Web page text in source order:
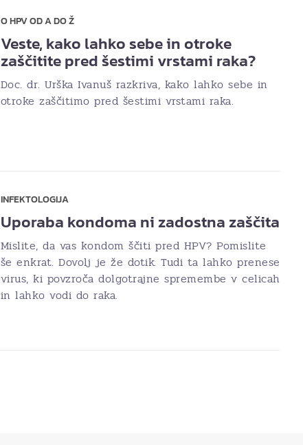
O HPV OD A DO Ž
Veste, kako lahko sebe in otroke
zaščitite pred šestimi vrstami raka?
Doc. dr. Urška Ivanuš razkriva, kako lahko sebe in
otroke zaščitimo pred šestimi vrstami raka.
INFEKTOLOGIJA
Uporaba kondoma ni zadostna zaščita
Mislite, da vas kondom ščiti pred HPV? Pomislite
še enkrat. Dovolj je že dotik. Tudi ta lahko prenese
virus, ki povzroča dolgotrajne spremembe v celicah
in lahko vodi do raka.